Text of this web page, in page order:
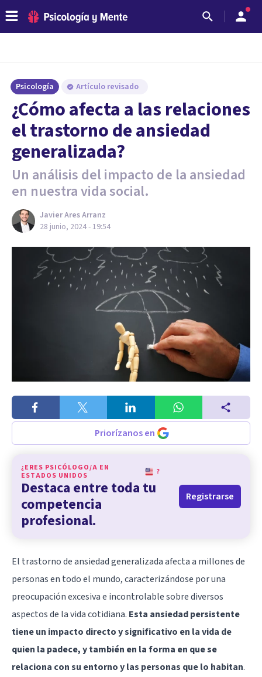
Psicología Artículo revisado
¿Cómo afecta a las relaciones
el trastorno de ansiedad
generalizada?
Un análisis del impacto de la ansiedad
en nuestra vida social.
Javier Ares Arranz
28 junio, 2024 - 19:54
Priorízanos en
¿ERES PSICÓLOGO/A EN
ESTADOS UNIDOS
?
Destaca entre toda tu
competencia
profesional.
Registrarse
El trastorno de ansiedad generalizada afecta a millones de
personas en todo el mundo, caracterizándose por una
preocupación excesiva e incontrolable sobre diversos
aspectos de la vida cotidiana. Esta ansiedad persistente
tiene un impacto directo y significativo en la vida de
quien la padece, y también en la forma en que se
relaciona con su entorno y las personas que lo habitan.